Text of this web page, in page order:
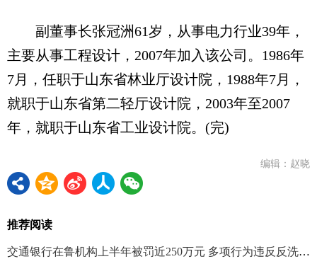
副董事长张冠洲61岁，从事电力行业39年，
主要从事工程设计，2007年加入该公司。1986年
7月，任职于山东省林业厅设计院，1988年7月，
就职于山东省第二轻厅设计院，2003年至2007
年，就职于山东省工业设计院。(完)
编辑：赵晓
推荐阅读
交通银行在鲁机构上半年被罚近250万元 多项行为违反反洗钱法